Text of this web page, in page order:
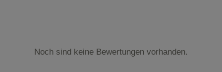
Noch sind keine Bewertungen vorhanden.